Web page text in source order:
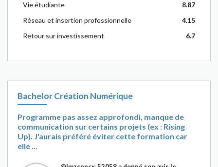
Vie étudiante
8.87
Réseau et insertion professionnelle
4.15
Retour sur investissement
6.7
Bachelor Création Numérique
Programme pas assez approfondi, manque de
communication sur certains projets (ex : Rising
Up). J'aurais préféré éviter cette formation car
elle ...